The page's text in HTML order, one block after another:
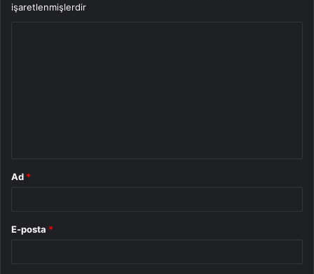
işaretlenmişlerdir
Ad *
E-posta *